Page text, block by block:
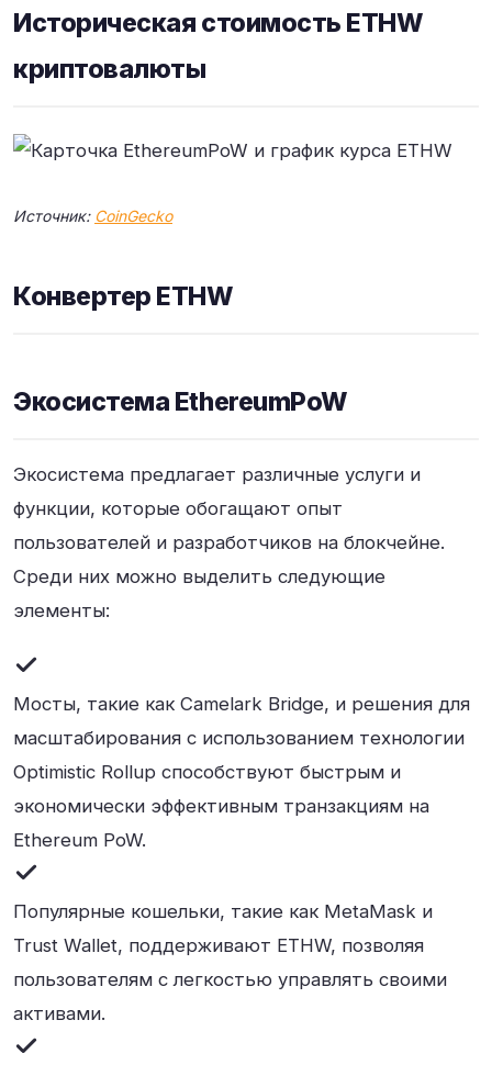
Историческая стоимость ETHW
криптовалюты
Источник: CoinGecko
Конвертер ETHW
Экосистема EthereumPoW
Экосистема предлагает различные услуги и
функции, которые обогащают опыт
пользователей и разработчиков на блокчейне.
Среди них можно выделить следующие
элементы:
Мосты, такие как Camelark Bridge, и решения для
масштабирования с использованием технологии
Optimistic Rollup способствуют быстрым и
экономически эффективным транзакциям на
Ethereum PoW.
Популярные кошельки, такие как MetaMask и
Trust Wallet, поддерживают ETHW, позволяя
пользователям с легкостью управлять своими
активами.